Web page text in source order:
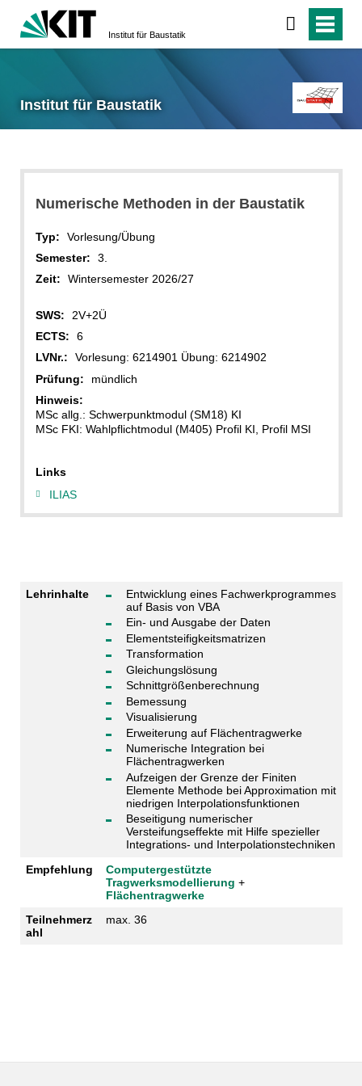
Institut für Baustatik
Institut für Baustatik
Numerische Methoden in der Baustatik
Typ:
Vorlesung/Übung
Semester:
3.
Zeit:
Wintersemester 2026/27
SWS:
2V+2Ü
ECTS:
6
LVNr.:
Vorlesung: 6214901 Übung: 6214902
Prüfung:
mündlich
Hinweis:
MSc allg.: Schwerpunktmodul (SM18) KI
MSc FKI: Wahlpflichtmodul (M405) Profil KI, Profil MSI
Links
ILIAS
Lehrinhalte
Entwicklung eines Fachwerkprogrammes
auf Basis von VBA
Ein- und Ausgabe der Daten
Elementsteifigkeitsmatrizen
Transformation
Gleichungslösung
Schnittgrößenberechnung
Bemessung
Visualisierung
Erweiterung auf Flächentragwerke
Numerische Integration bei
Flächentragwerken
Aufzeigen der Grenze der Finiten
Elemente Methode bei Approximation mit
niedrigen Interpolationsfunktionen
Beseitigung numerischer
Versteifungseffekte mit Hilfe spezieller
Integrations- und Interpolationstechniken
Empfehlung
Computergestützte
Tragwerksmodellierung +
Flächentragwerke
Teilnehmerz
ahl
max. 36